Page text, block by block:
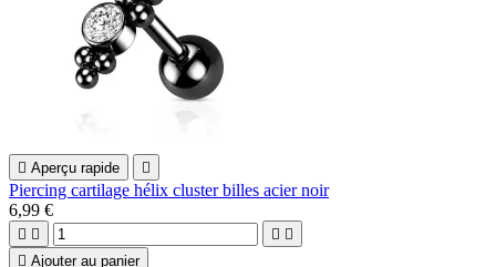
 Aperçu rapide 
Piercing cartilage hélix cluster billes acier noir
6,99 €
   
 Ajouter au panier